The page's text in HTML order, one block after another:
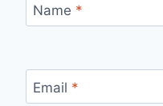
Name *
Email *